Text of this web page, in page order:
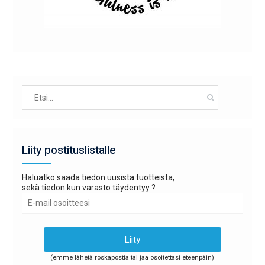
Search
Liity postituslistalle
Haluatko saada tiedon uusista tuotteista,
sekä tiedon kun varasto täydentyy ?
(emme lähetä roskapostia tai jaa osoitettasi eteenpäin)